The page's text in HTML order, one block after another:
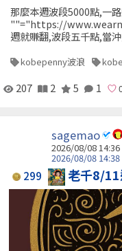
那麼本週波段5000點,一
""="https://
週就賺翻,波段五千點,當
kobepenny波浪
207 2 5 1
sagemao
2026/08/08 14:36
2026/08/08
299 老千8/